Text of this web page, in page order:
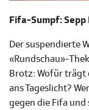
Fifa-Sumpf:
Der suspendierte
«Rundschau»-
Brotz: Wofür trägt
ans Tageslicht?
gegen die Fifa